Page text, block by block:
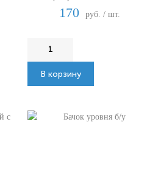
170 руб. / шт.
В корзину